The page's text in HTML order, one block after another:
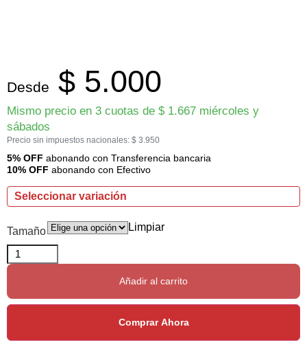
Desde $ 5.000
Mismo precio en 3 cuotas de $1.667 miércoles y
sábados
Precio sin impuestos nacionales: $ 3.950
5% OFF abonando con Transferencia bancaria
10% OFF abonando con Efectivo
Seleccionar variación
Tamaño Limpiar
Añadir al carrito
Comprar Ahora